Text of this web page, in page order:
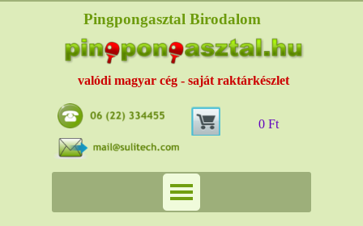
0 Ft
Pingpongasztal Birodalom
valódi magyar cég - saját raktárkészlet